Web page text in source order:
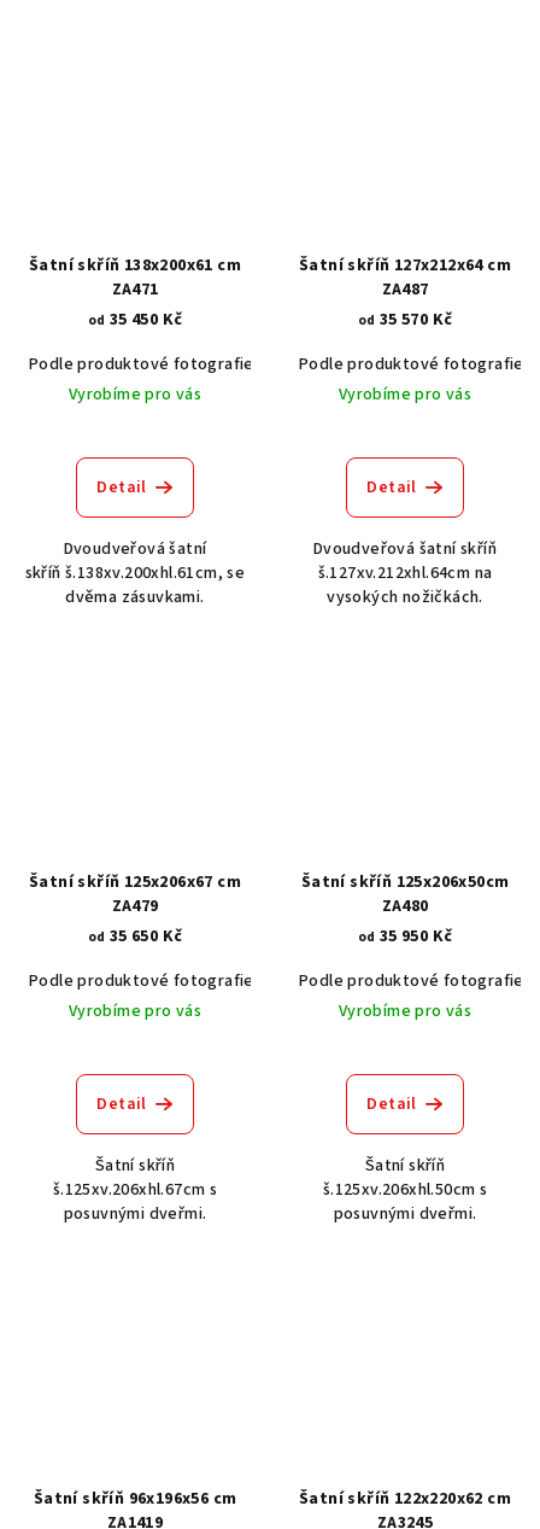
Šatní skříň 138x200x61 cm
ZA471
od 35 450 Kč
Podle produktové fotografie
Akát vintage BT1551
Dub světlý
Vyrobíme pro vás
Detail
Dvoudveřová šatní
skříň š.138xv.200xhl.61cm, se
dvěma zásuvkami.
Šatní skříň 127x212x64 cm
ZA487
od 35 570 Kč
Podle produktové fotografie
Vyrobíme pro vás
Detail
Dvoudveřová šatní skříň
š.127xv.212xhl.64cm na
vysokých nožičkách.
Šatní skříň 125x206x67 cm
ZA479
od 35 650 Kč
Podle produktové fotografie
Akát vintage BT1551
Dub světlý
Vyrobíme pro vás
Detail
Šatní skříň
š.125xv.206xhl.67cm s
posuvnými dveřmi.
Šatní skříň 125x206x50cm
ZA480
od 35 950 Kč
Podle produktové fotografie
Vyrobíme pro vás
Detail
Šatní skříň
š.125xv.206xhl.50cm s
posuvnými dveřmi.
Šatní skříň 96x196x56 cm
ZA1419
Šatní skříň 122x220x62 cm
ZA3245